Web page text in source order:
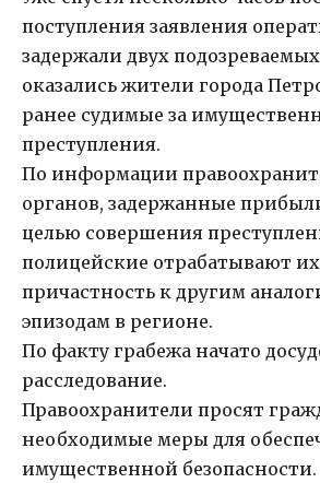
поступления заявления
задержали двух
оказались жители города
ранее судимые за
преступления.
По информации
органов, задержанные
целью совершения
полицейские отрабатывают
причастность к другим
эпизодам в регионе.
По факту грабежа начато
расследование.
Правоохранители просят
необходимые меры для
имущественной безопасности.